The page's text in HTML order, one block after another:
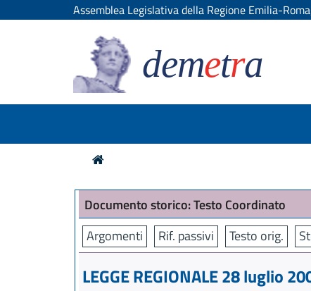
Assemblea Legislativa della Regione Emilia-
demetra
Documento storico: Testo Coordinato
Argomenti
Rif. passivi Testo orig.
LEGGE REGIONALE 28 luglio